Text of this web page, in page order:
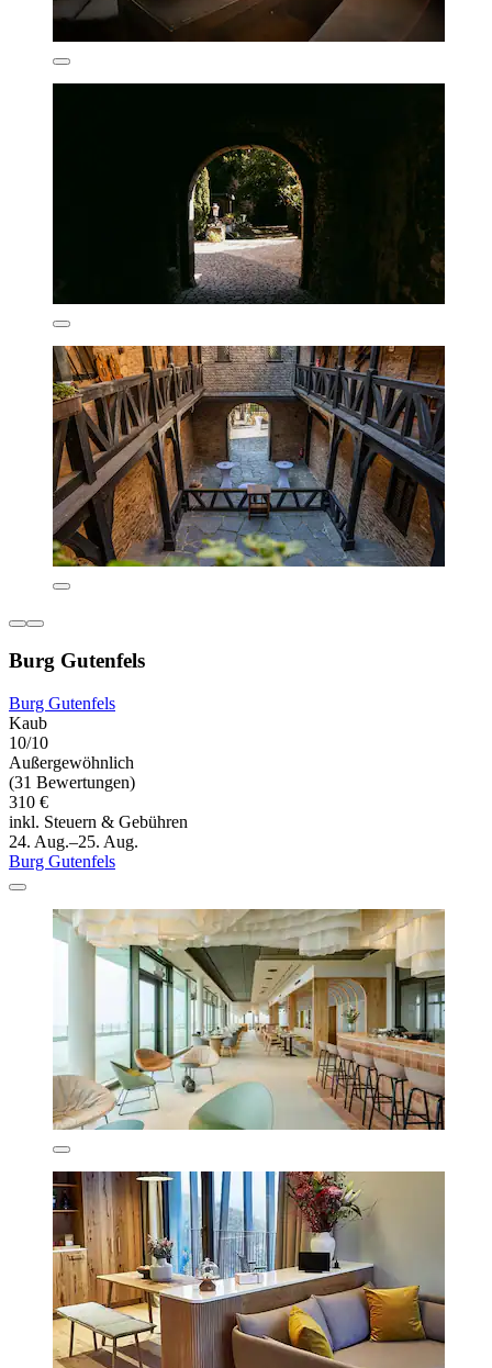
Burg Gutenfels
Burg Gutenfels
Kaub
10/10
Außergewöhnlich
(31 Bewertungen)
310 €
inkl. Steuern & Gebühren
24. Aug.–25. Aug.
Burg Gutenfels